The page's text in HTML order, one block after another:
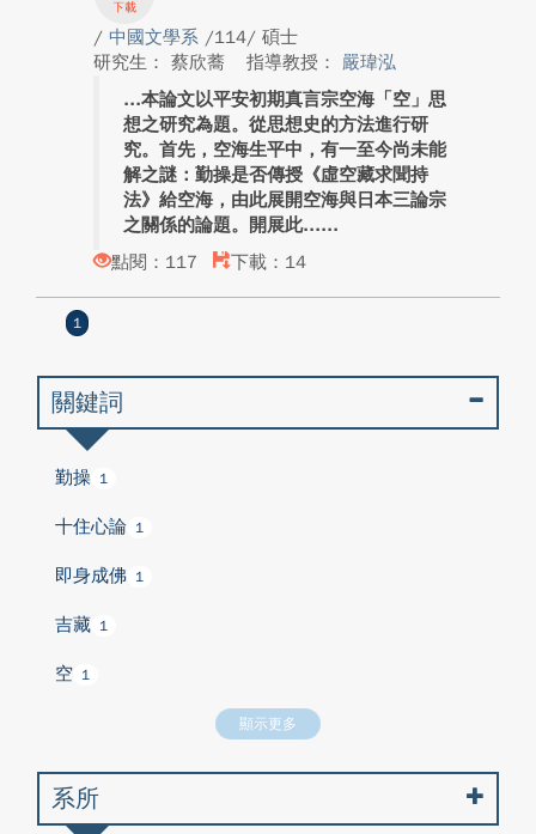
/ 中國文學系 /114/ 碩士
研究生： 蔡欣蕎
指導教授： 嚴瑋泓
本論文以平安初期真言宗空海「空」思
想之研究為題。從思想史的方法進行研
究。首先，空海生平中，有一至今尚未能
解之謎：勤操是否傳授《虛空藏求聞持
法》給空海，由此展開空海與日本三論宗
之關係的論題。開展此...
點閱：117
下載：14
1
關鍵詞
勤操 1
十住心論 1
即身成佛 1
吉藏 1
空 1
顯示更多
系所